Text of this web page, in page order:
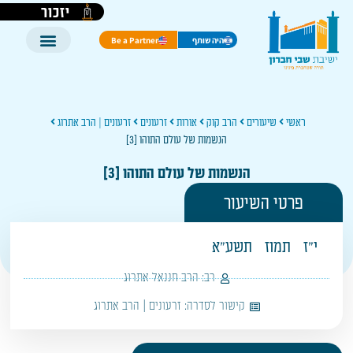
יזכור
היה שותף Be a Partner
ראשי שיעורים הרב קוק אורות זרעונים
זרעונים | הרב אתרוג
הנשמות של עולם התוהו [3]
הנשמות של עולם התוהו [3]
פרטי השיעור
י"ז תמוז תשע"א
רב: הרב חננאל אתרוג
קישור לסדרה: זרעונים | הרב אתרוג